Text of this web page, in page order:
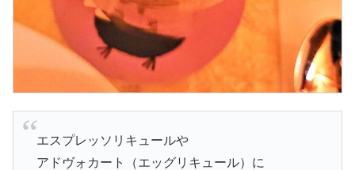
エスプレッソリキュールや
アドヴォカート（エッグリキュール）に